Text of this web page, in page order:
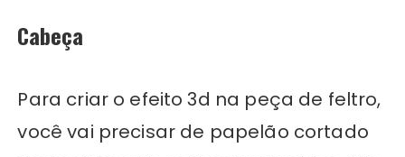
Cabeça
Para criar o efeito 3d na peça de feltro,
você vai precisar de papelão cortado